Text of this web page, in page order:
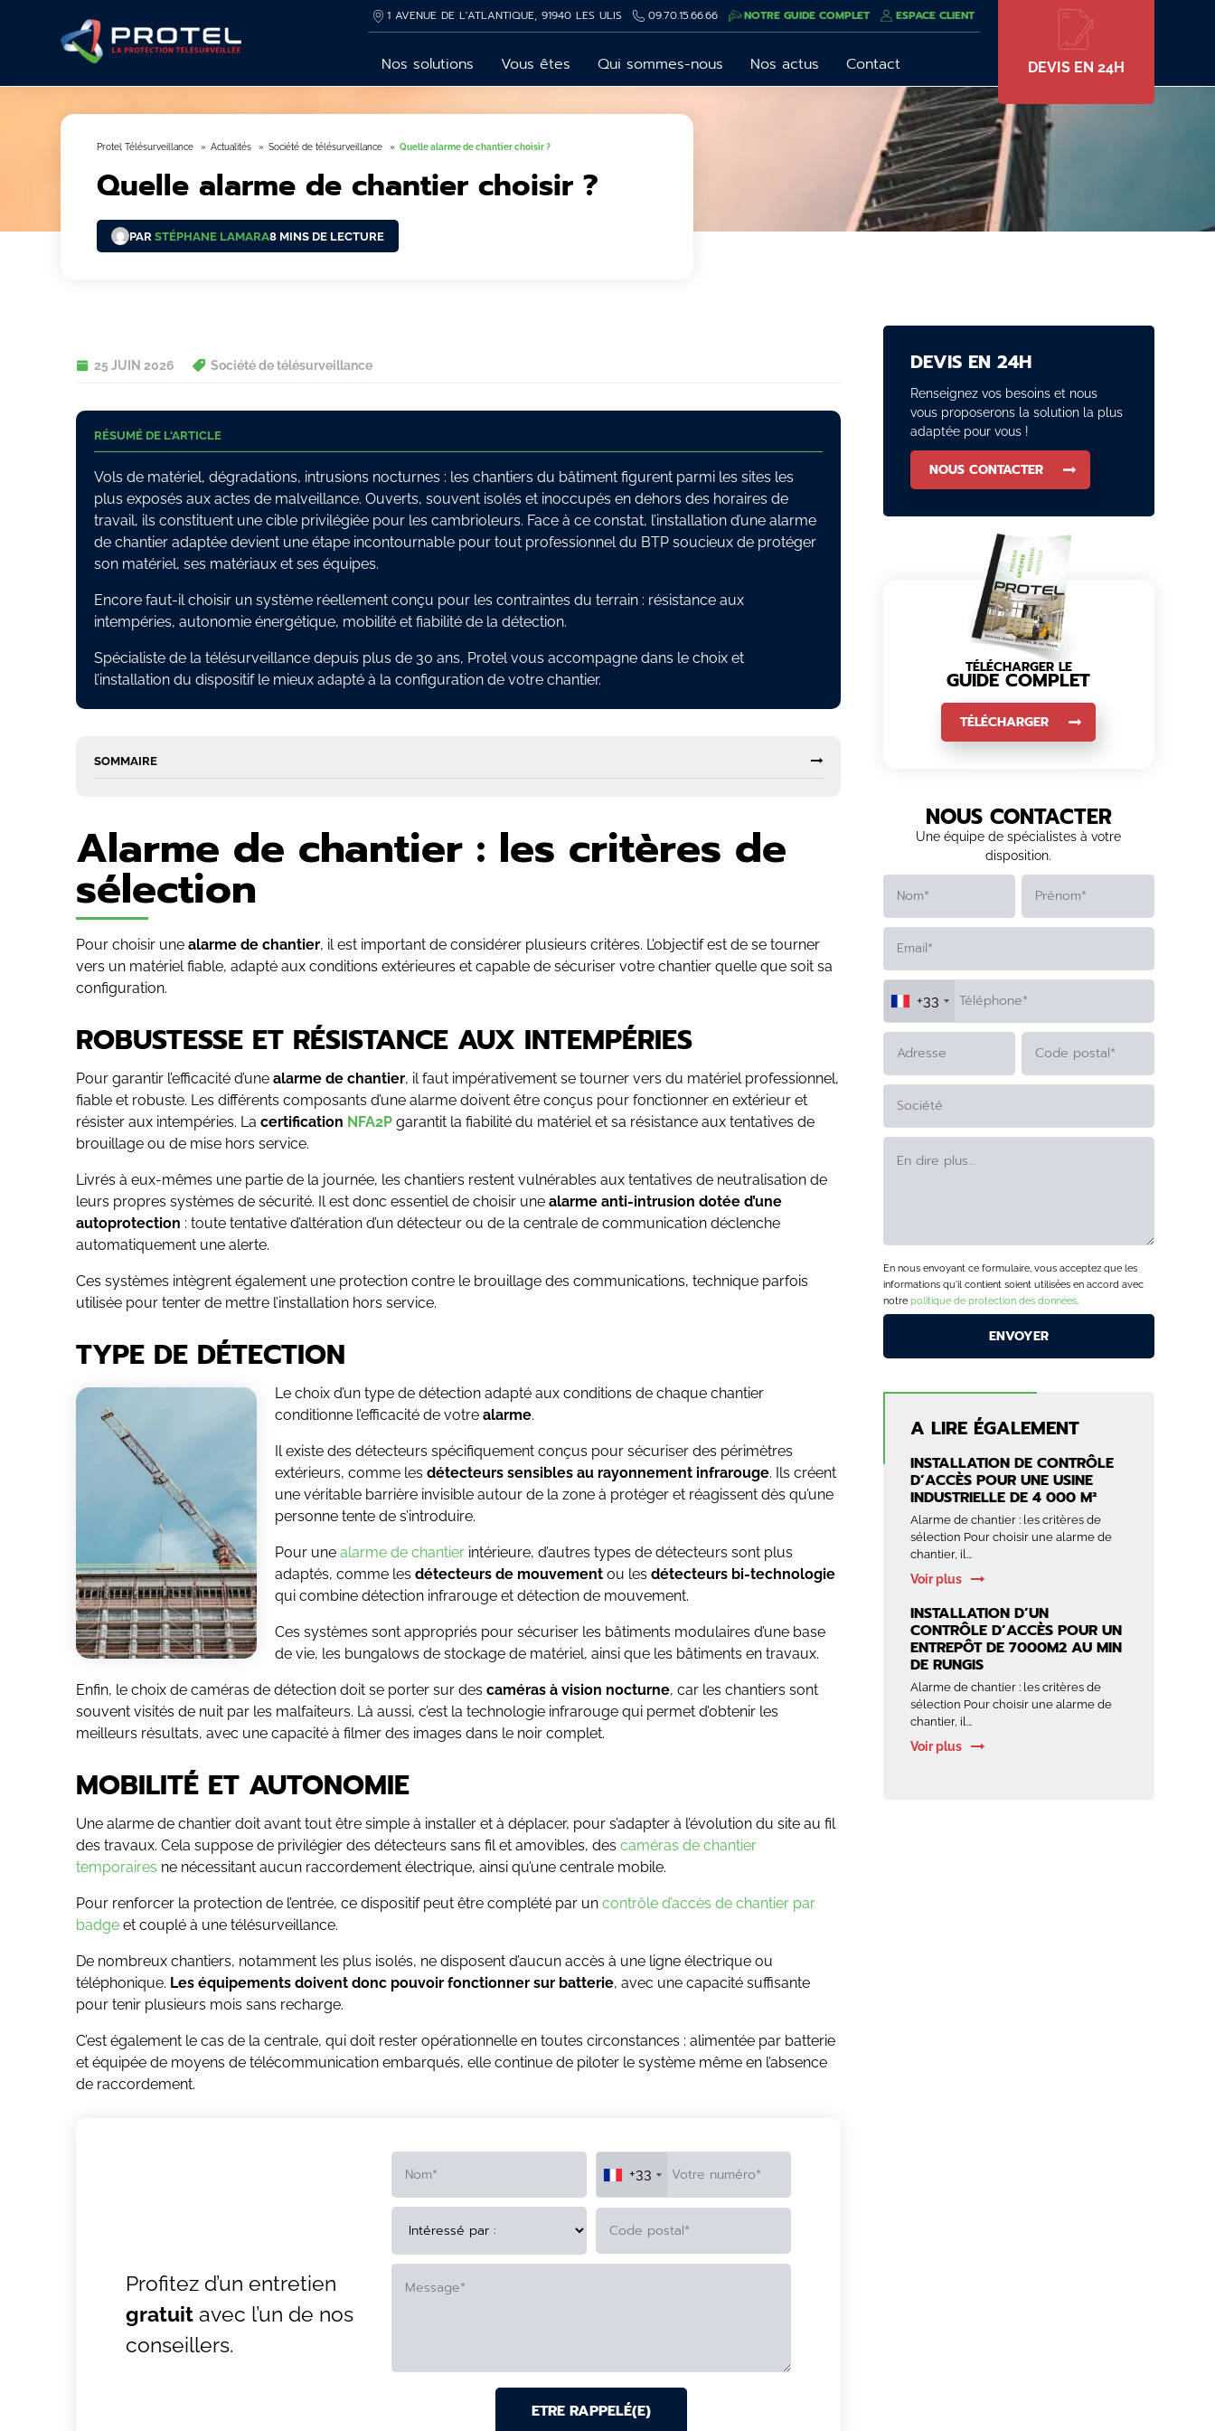
1 AVENUE DE L'ATLANTIQUE, 91940 LES ULIS 09.70.15.66.66 NOTRE GUIDE COMPLET ESPACE CLIENT
Nos solutions Vous êtes Qui sommes-nous Nos actus Contact DEVIS EN 24H
Protel Télésurveillance Actualités Société de télésurveillance Quelle alarme de chantier choisir ?
Quelle alarme de chantier choisir ?
PARSTÉPHANE LAMARA8 MINS DE LECTURE
25 JUIN 2026 Société de télésurveillance
RÉSUMÉ DE L'ARTICLE
Vols de matériel, dégradations, intrusions nocturnes : les chantiers du bâtiment figurent parmi les sites les
plus exposés aux actes de malveillance. Ouverts, souvent isolés et inoccupés en dehors des horaires de
travail, ils constituent une cible privilégiée pour les cambrioleurs. Face à ce constat, l’installation d’une alarme
de chantier adaptée devient une étape incontournable pour tout professionnel du BTP soucieux de protéger
son matériel, ses matériaux et ses équipes.
Encore faut-il choisir un système réellement conçu pour les contraintes du terrain : résistance aux
intempéries, autonomie énergétique, mobilité et fiabilité de la détection.
Spécialiste de la télésurveillance depuis plus de 30 ans, Protel vous accompagne dans le choix et
l’installation du dispositif le mieux adapté à la configuration de votre chantier.
SOMMAIRE
Alarme de chantier : les critères de
sélection
Pour choisir unealarme de chantier, il est important de considérer plusieurs critères. L’objectif est de se tourner
vers un matériel fiable, adapté aux conditions extérieures et capable de sécuriser votre chantier quelle que soit sa
configuration.
ROBUSTESSE ET RÉSISTANCE AUX INTEMPÉRIES
Pour garantir l’efficacité d’une alarme de chantier, il faut impérativement se tourner vers du matériel professionnel,
fiable et robuste. Les différents composants d’une alarme doivent être conçus pour fonctionner en extérieur et
résister aux intempéries. La certification NFA2Pgarantit la fiabilité du matériel et sa résistance aux tentatives de
brouillage ou de mise hors service.
Livrés à eux-mêmes une partie de la journée, les chantiers restent vulnérables aux tentatives de neutralisation de
leurs propres systèmes de sécurité. Il est donc essentiel de choisir une alarme anti-intrusion dotée d’une
autoprotection : toute tentative d’altération d’un détecteur ou de la centrale de communication déclenche
automatiquement une alerte.
Ces systèmes intègrent également une protection contre le brouillage des communications, technique parfois
utilisée pour tenter de mettre l’installation hors service.
TYPE DE DÉTECTION
Le choix d’un type de détection adapté aux conditions de chaque chantier
conditionne l’efficacité de votre alarme.
Il existe des détecteurs spécifiquement conçus pour sécuriser des périmètres
extérieurs, comme les détecteurs sensibles au rayonnement infrarouge. Ils créent
une véritable barrière invisible autour de la zone à protéger et réagissent dès qu’une
personne tente de s’introduire.
Pour une alarme de chantierintérieure, d’autres types de détecteurs sont plus
adaptés, comme les détecteurs de mouvementou les détecteurs bi-technologie
qui combine détection infrarouge et détection de mouvement.
Ces systèmes sont appropriés pour sécuriser les bâtiments modulaires d’une base
de vie, les bungalows de stockage de matériel, ainsi que les bâtiments en travaux.
Enfin, le choix de caméras de détection doit se porter sur des caméras à vision nocturne, car les chantiers sont
souvent visités de nuit par les malfaiteurs. Là aussi, c’est la technologie infrarouge qui permet d’obtenir les
meilleurs résultats, avec une capacité à filmer des images dans le noir complet.
MOBILITÉ ET AUTONOMIE
Une alarme de chantier doit avant tout être simple à installer et à déplacer, pour s’adapter à l’évolution du site au fil
des travaux. Cela suppose de privilégier des détecteurs sans fil et amovibles, des caméras de chantier
temporaires ne nécessitant aucun raccordement électrique, ainsi qu’une centrale mobile.
Pour renforcer la protection de l’entrée, ce dispositif peut être complété par un contrôle d’accès de chantier par
badgeet couplé à une télésurveillance.
De nombreux chantiers, notamment les plus isolés, ne disposent d’aucun accès à une ligne électrique ou
téléphonique. Les équipements doivent donc pouvoir fonctionner sur batterie, avec une capacité suffisante
pour tenir plusieurs mois sans recharge.
C’est également le cas de la centrale, qui doit rester opérationnelle en toutes circonstances : alimentée par batterie
et équipée de moyens de télécommunication embarqués, elle continue de piloter le système même en l’absence
de raccordement.
Profitez d’un entretien
gratuitavec l’un de nos
conseillers.
+33
DEVIS EN 24H
Renseignez vos besoins et nous
vous proposerons la solution la plus
adaptée pour vous !
NOUS CONTACTER
TÉLÉCHARGER LE
GUIDE COMPLET
TÉLÉCHARGER
NOUS CONTACTER
Une équipe de spécialistes à votre
disposition.
+33
En nous envoyant ce formulaire, vous acceptez que les
informations qu'il contient soient utilisées en accord avec
notre politique de protection des données.
ALTERNATIVE:
A LIRE ÉGALEMENT
INSTALLATION DE CONTRÔLE
D’ACCÈS POUR UNE USINE
INDUSTRIELLE DE 4 000 M²
Alarme de chantier : les critères de
sélection Pour choisir une alarme de
chantier, il...
Voir plus
INSTALLATION D’UN
CONTRÔLE D’ACCÈS POUR UN
ENTREPÔT DE 7000M2 AU MIN
DE RUNGIS
Alarme de chantier : les critères de
sélection Pour choisir une alarme de
chantier, il...
Voir plus